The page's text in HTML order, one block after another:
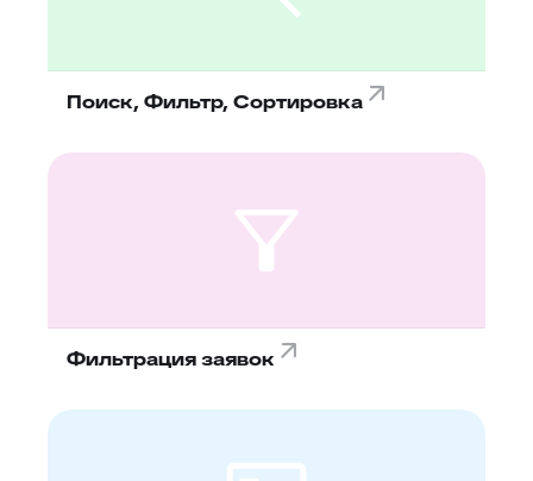
Поиск, Фильтр, Сортировка
Фильтрация заявок